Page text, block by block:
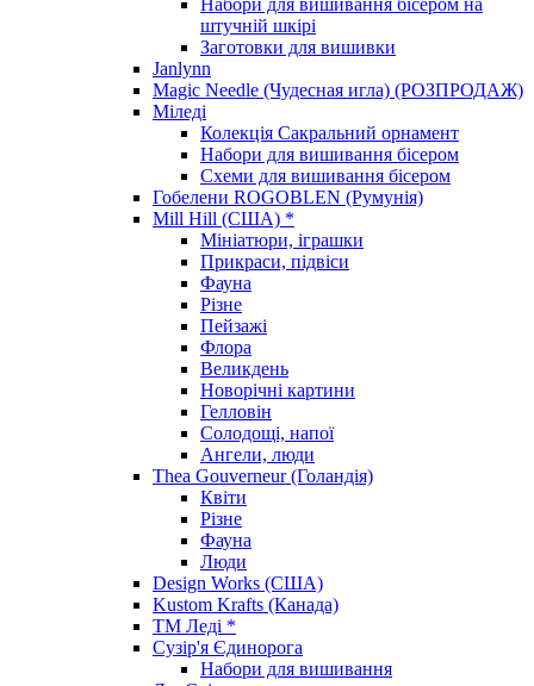
штучній шкірі
Заготовки для вишивки
Janlynn
Magic Needle (Чудесная игла) (РОЗПРОДАЖ)
Міледі
Колекція Сакральний орнамент
Набори для вишивання бісером
Схеми для вишивання бісером
Гобелени ROGOBLEN (Румунія)
Mill Hill (США) *
Мініатюри, іграшки
Прикраси, підвіси
Фауна
Різне
Пейзажі
Флора
Великдень
Новорічні картини
Гелловін
Солодощі, напої
Ангели, люди
Thea Gouverneur (Голандія)
Квіти
Різне
Фауна
Люди
Design Works (США)
Kustom Krafts (Канада)
ТМ Леді *
Сузір'я Єдинорога
Набори для вишивання